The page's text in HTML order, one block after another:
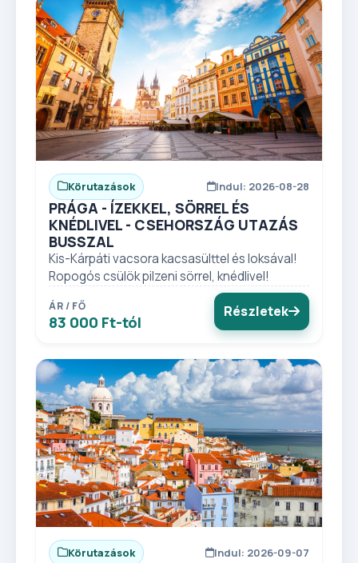
Körutazások Indul: 2026-08-28
PRÁGA - ÍZEKKEL, SÖRREL ÉS
KNÉDLIVEL - CSEHORSZÁG UTAZÁS
BUSSZAL
Kis-Kárpáti vacsora kacsasülttel és loksával!
Ropogós csülök pilzeni sörrel, knédlivel!
ÁR / FŐ
83 000 Ft-tól
Részletek
Körutazások Indul: 2026-09-07